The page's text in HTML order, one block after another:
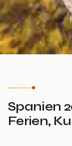
Spanien
Ferien,